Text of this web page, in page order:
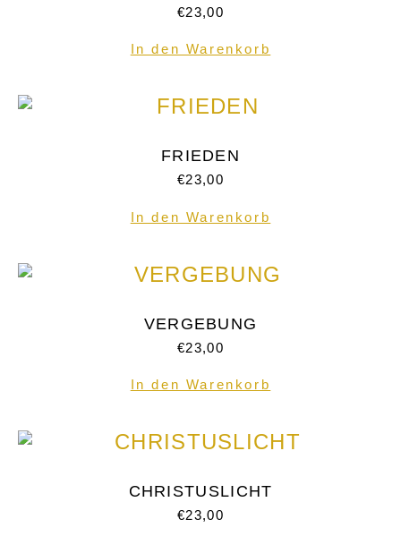
€23,00
In den Warenkorb
FRIEDEN
€23,00
In den Warenkorb
VERGEBUNG
€23,00
In den Warenkorb
CHRISTUSLICHT
€23,00